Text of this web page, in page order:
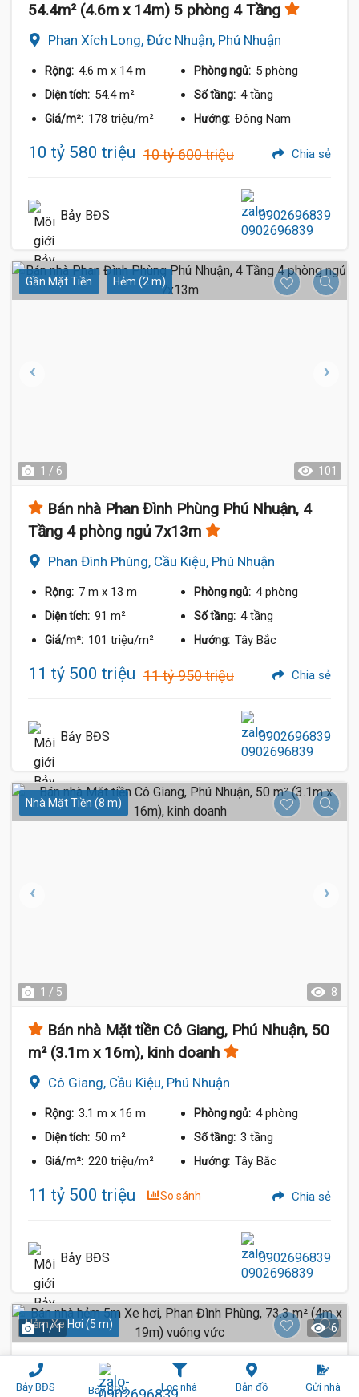
Bảy BĐS Bảy BĐS Lọc nhà Bản đồ Gửi nhà
54.4m² (4.6m x 14m) 5 phòng 4 Tầng
Phan Xích Long, Đức Nhuận, Phú Nhuận
Rộng: 4.6 m x 14 m Phòng ngủ: 5 phòng
Diện tích: 54.4 m² Số tầng: 4 tầng
Giá/m²: 178 triệu/m² Hướng: Đông Nam
10 tỷ 580 triệu 10 tỷ 600 triệu Chia sẻ
Bảy BĐS 0902696839
Gần Mặt Tiền Hẻm (2 m)
1 / 6 101
Bán nhà Phan Đình Phùng Phú Nhuận, 4
Tầng 4 phòng ngủ 7x13m
Phan Đình Phùng, Cầu Kiệu, Phú Nhuận
Rộng: 7 m x 13 m Phòng ngủ: 4 phòng
Diện tích: 91 m² Số tầng: 4 tầng
Giá/m²: 101 triệu/m² Hướng: Tây Bắc
11 tỷ 500 triệu 11 tỷ 950 triệu Chia sẻ
Bảy BĐS 0902696839
Nhà Mặt Tiền (8 m)
1 / 5 8
Bán nhà Mặt tiền Cô Giang, Phú Nhuận, 50
m² (3.1m x 16m), kinh doanh
Cô Giang, Cầu Kiệu, Phú Nhuận
Rộng: 3.1 m x 16 m Phòng ngủ: 4 phòng
Diện tích: 50 m² Số tầng: 3 tầng
Giá/m²: 220 triệu/m² Hướng: Tây Bắc
11 tỷ 500 triệu So sánh Chia sẻ
Bảy BĐS 0902696839
Hẻm Xe Hơi (5 m)
1 / 1 6
Bán nhà hẻm 5m Xe hơi, Phan Đình Phùng,
73.3 m² (4m x 19m) vuông vức